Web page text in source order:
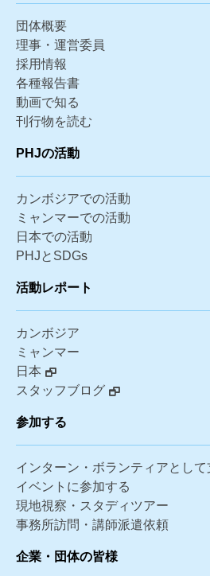
団体概要
理事・運営委員
採用情報
各種報告書
動画で知る
刊行物を読む
PHJの活動
カンボジアでの活動
ミャンマーでの活動
日本での活動
PHJとSDGs
活動レポート
カンボジア
ミャンマー
日本
スタッフブログ
参加する
インターン・ボランティアとして
イベントに参加する
現地視察・スタディツアー
事務所訪問・講師派遣依頼
企業・団体の皆様